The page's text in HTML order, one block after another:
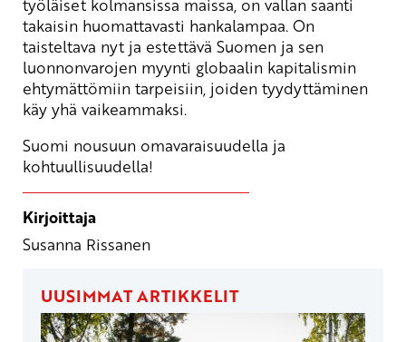
työläiset kolmansissa maissa, on vallan saanti
takaisin huomattavasti hankalampaa. On
taisteltava nyt ja estettävä Suomen ja sen
luonnonvarojen myynti globaalin kapitalismin
ehtymättömiin tarpeisiin, joiden tyydyttäminen
käy yhä vaikeammaksi.
Suomi nousuun omavaraisuudella ja
kohtuullisuudella!
Kirjoittaja
Susanna Rissanen
UUSIMMAT ARTIKKELIT